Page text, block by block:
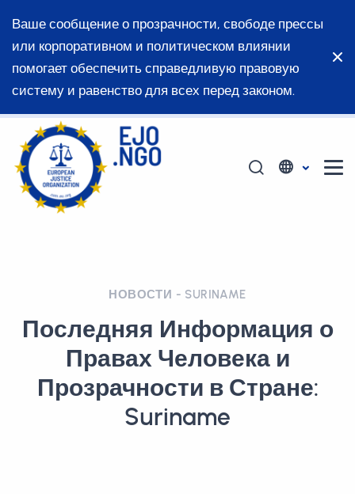
Ваше сообщение о прозрачности, свободе прессы
или корпоративном и политическом влиянии
помогает обеспечить справедливую правовую
систему и равенство для всех перед законом.
НОВОСТИ - SURINAME
Последняя Информация о
Правах Человека и
Прозрачности в Стране:
Suriname